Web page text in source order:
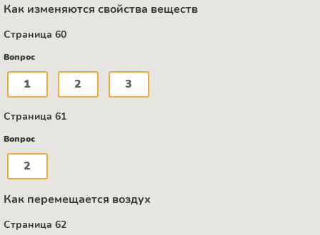
Как изменяются свойства веществ
Страница 60
Вопрос
1 2 3
Страница 61
Вопрос
2
Как перемещается воздух
Страница 62